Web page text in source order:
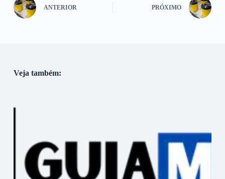
ANTERIOR PRÓXIMO
Veja também: